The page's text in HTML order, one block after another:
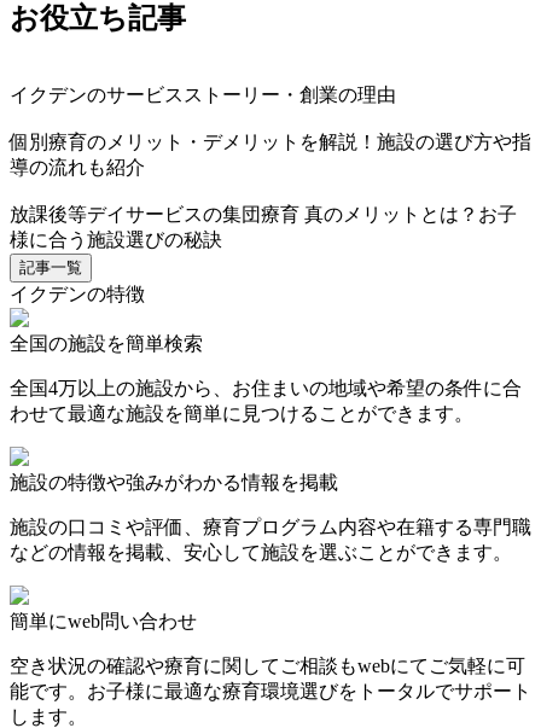
お役立ち記事
イクデンのサービスストーリー・創業の理由
個別療育のメリット・デメリットを解説！施設の選び方や指
導の流れも紹介
放課後等デイサービスの集団療育 真のメリットとは？お子
様に合う施設選びの秘訣
記事一覧
イクデンの特徴
全国の施設を簡単検索
全国4万以上の施設から、お住まいの地域や希望の条件に合
わせて最適な施設を簡単に見つけることができます。
施設の特徴や強みがわかる情報を掲載
施設の口コミや評価、療育プログラム内容や在籍する専門職
などの情報を掲載、安心して施設を選ぶことができます。
簡単にweb問い合わせ
空き状況の確認や療育に関してご相談もwebにてご気軽に可
能です。お子様に最適な療育環境選びをトータルでサポート
します。